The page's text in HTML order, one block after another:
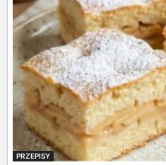
PRZEPISY